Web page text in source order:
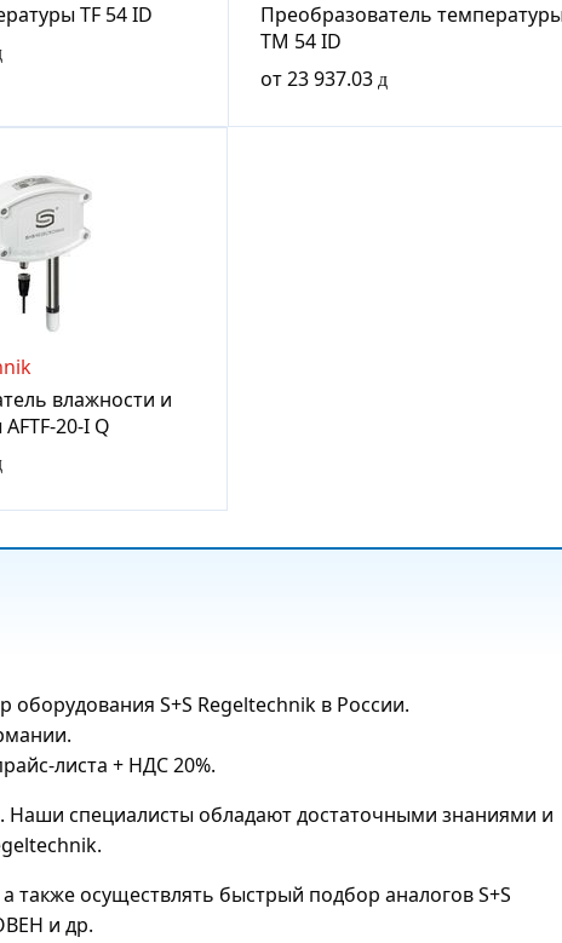
TF 54 ID
Преобразователь
TM 54 ID
от 23 937.03
влажности и
20-I Q
S+S Regeltechnik в России.
листа + НДС 20%.
Наши специалисты обладают достаточными знаниями и
осуществлять быстрый подбор аналогов S+S
и др.